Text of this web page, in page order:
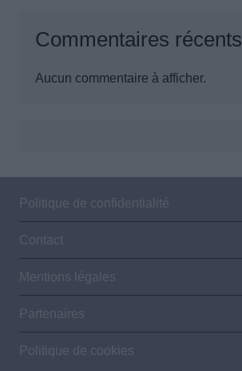
Commentaires récents
Aucun commentaire à afficher.
Politique de confidentialité
Contact
Mentions légales
Partenaires
Politique de cookies